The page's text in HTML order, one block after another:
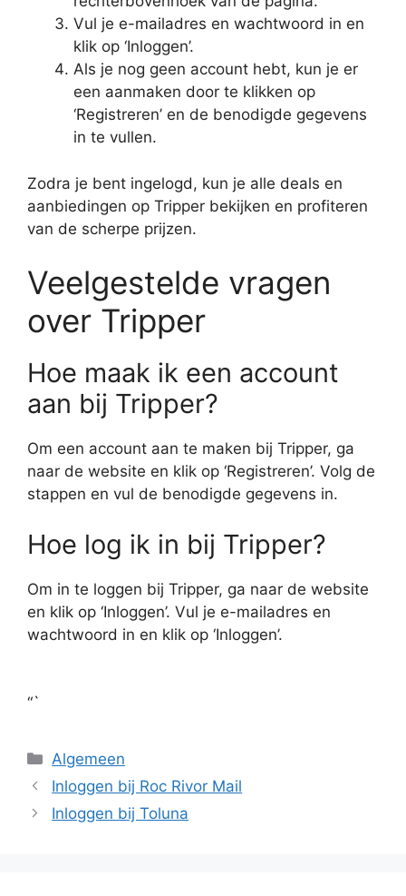
Vul je e-mailadres en wachtwoord in en
klik op ‘Inloggen’.
Als je nog geen account hebt, kun je er
een aanmaken door te klikken op
‘Registreren’ en de benodigde gegevens
in te vullen.
Zodra je bent ingelogd, kun je alle deals en
aanbiedingen op Tripper bekijken en profiteren
van de scherpe prijzen.
Veelgestelde vragen
over Tripper
Hoe maak ik een account
aan bij Tripper?
Om een account aan te maken bij Tripper, ga
naar de website en klik op ‘Registreren’. Volg de
stappen en vul de benodigde gegevens in.
Hoe log ik in bij Tripper?
Om in te loggen bij Tripper, ga naar de website
en klik op ‘Inloggen’. Vul je e-mailadres en
wachtwoord in en klik op ‘Inloggen’.
“`
Categorieën
Algemeen
Inloggen bij Roc Rivor Mail
Inloggen bij Toluna